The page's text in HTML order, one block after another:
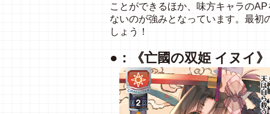
ことができるほか、味方キャラの
ないのが強みとなっています。最初
しょう！
●：《亡國の双姫 イヌイ